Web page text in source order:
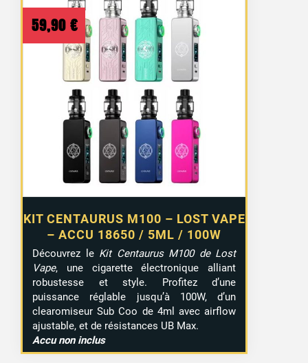
KIT CENTAURUS M100 – LOST VAPE
– ACCU 18650 / 5ML / 100W
59,90 €
Découvrez le Kit Centaurus M100 de Lost
Vape, une cigarette électronique alliant
robustesse et style. Profitez d’une
puissance réglable jusqu’à 100W, d’un
clearomiseur Sub Coo de 4ml avec airflow
ajustable, et de résistances UB Max.
Accu non inclus